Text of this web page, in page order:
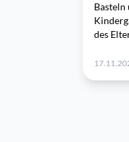
Basteln
des